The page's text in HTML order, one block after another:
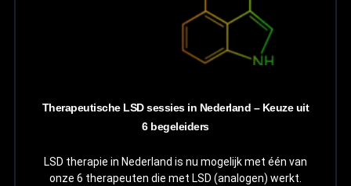
Therapeutische LSD sessies in Nederland – Keuze uit
6 begeleiders
LSD therapie in Nederland is nu mogelijk met één van
onze 6 therapeuten die met LSD (analogen) werkt.